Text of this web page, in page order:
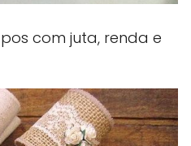
com juta, renda e